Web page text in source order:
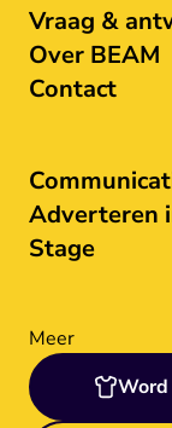
Vraag &
Over BEAM
Contact
Adverteren
Stage
Meer